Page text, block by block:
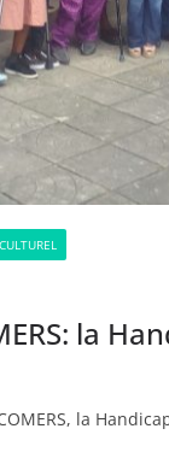
la
la